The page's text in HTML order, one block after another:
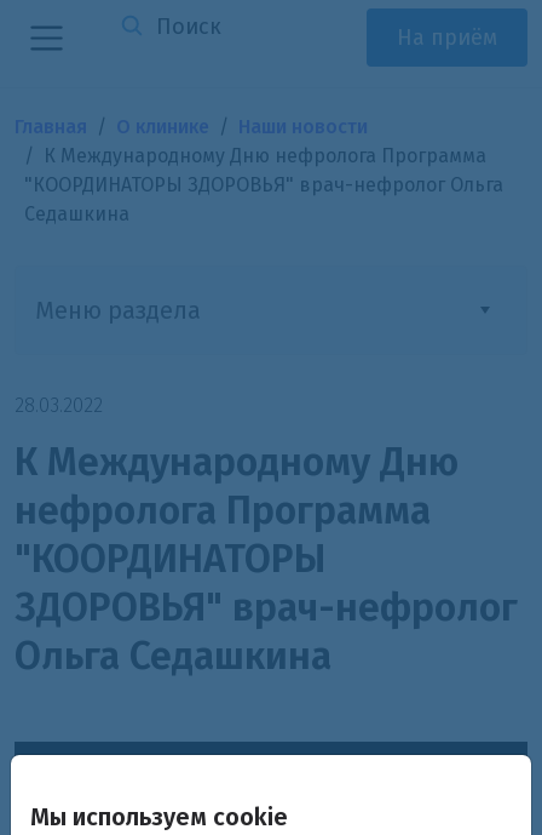
На приём
К Международному Дню нефролога Программа
"КООРДИНАТОРЫ ЗДОРОВЬЯ" врач-нефролог Ольга
Седашкина
Меню раздела
28.03.2022
К Международному Дню
нефролога Программа
"КООРДИНАТОРЫ
ЗДОРОВЬЯ" врач-нефролог
Ольга Седашкина
Мы используем cookie